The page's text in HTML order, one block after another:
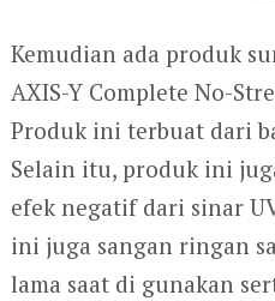
Kemudian ada produk
AXIS-Y Complete No-
Produk ini terbuat dari
Selain itu, produk ini
efek negatif dari sinar
ini juga sangan ringan
lama saat di gunakan